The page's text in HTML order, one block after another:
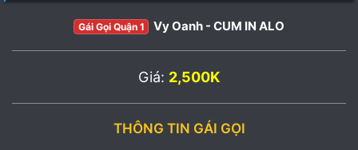
Gái Gọi Quận 1 Vy Oanh - CUM IN ALO
Giá: 2,500K
THÔNG TIN GÁI GỌI